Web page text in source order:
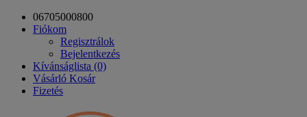
06705000800
Fiókom
Regisztrálok
Bejelentkezés
Kívánságlista (0)
Vásárló Kosár
Fizetés